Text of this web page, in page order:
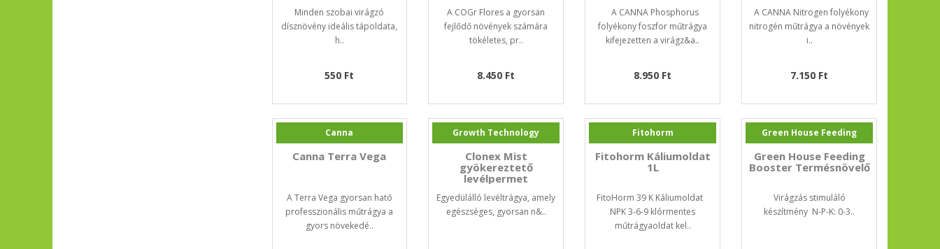
Minden szobai virágzó
dísznövény ideális tápoldata,
h..
550 Ft
A COGr Flores a gyorsan
fejlődő növények számára
tökéletes, pr..
8.450 Ft
A CANNA Phosphorus
folyékony foszfor műtrágya
kifejezetten a virágz&a..
8.950 Ft
A CANNA Nitrogen folyékony
nitrogén műtrágya a növények
i..
7.150 Ft
Canna
Canna Terra Vega
A Terra Vega gyorsan ható
professzionális műtrágya a
gyors növekedé..
Growth Technology
Clonex Mist
gyökereztető
levélpermet
Egyedülálló levéltrágya, amely
egészséges, gyorsan n&..
Fitohorm
Fitohorm Káliumoldat
1L
FitoHorm 39 K Káliumoldat
NPK 3-6-9 klórmentes
műtrágyaoldat kel..
Green House Feeding
Green House Feeding
Booster Termésnövelő
Virágzás stimuláló
készítmény N-P-K: 0-3..